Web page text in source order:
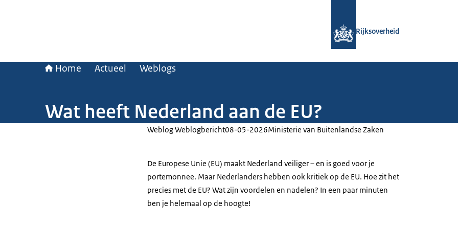
Rijksoverheid
Home Actueel Weblogs
Wat heeft Nederland aan de EU?
Weblog Weblogbericht08-05-2026Ministerie van Buitenlandse Zaken
De Europese Unie (EU) maakt Nederland veiliger – en is goed voor je
portemonnee. Maar Nederlanders hebben ook kritiek op de EU. Hoe zit het
precies met de EU? Wat zijn voordelen en nadelen? In een paar minuten
ben je helemaal op de hoogte!